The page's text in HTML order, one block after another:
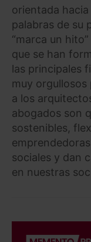
orientada
palabras de su
“marca un
que se han
las principales
muy
a los
abogados son
sostenibles,
sociales y dan
en nuestras